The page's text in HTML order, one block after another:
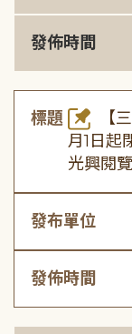
發佈時間
標題
【
月1日起
光興閱
發布單位
發佈時間